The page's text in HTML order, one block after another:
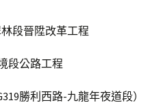
段晉陞改革工程
段公路工程
勝利西路-九龍年夜道段）